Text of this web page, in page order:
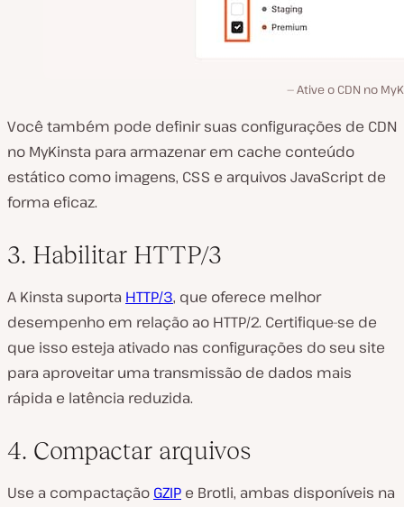
Ative o CDN no
Você também pode definir suas configurações de CDN
no MyKinsta para armazenar em cache conteúdo
estático como imagens, CSS e arquivos JavaScript de
forma eficaz.
3. Habilitar HTTP/3
A Kinsta suporta HTTP/3, que oferece melhor
desempenho em relação ao HTTP/2. Certifique-se de
que isso esteja ativado nas configurações do seu site
para aproveitar uma transmissão de dados mais
rápida e latência reduzida.
4. Compactar arquivos
Use a compactação GZIP e Brotli, ambas disponíveis na